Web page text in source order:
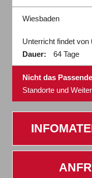
Wiesbaden
Unterricht findet von
Dauer:
64 Tage
Nicht das
Standorte und